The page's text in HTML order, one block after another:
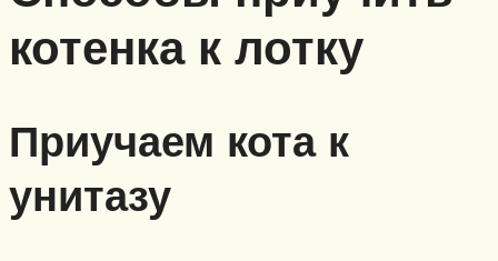
котенка к лотку
Приучаем кота к
унитазу